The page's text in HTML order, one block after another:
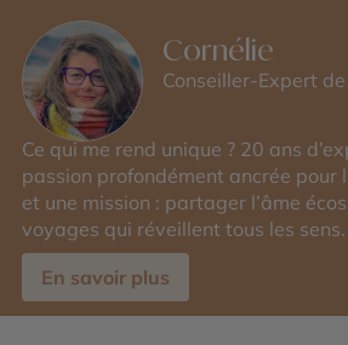
Cornélie
Conseiller-Expert de
Ce qui me rend unique ? 20 ans
passion profondément ancrée pour
et une mission : partager l’âme
voyages qui réveillent tous les sens.
En savoir plus